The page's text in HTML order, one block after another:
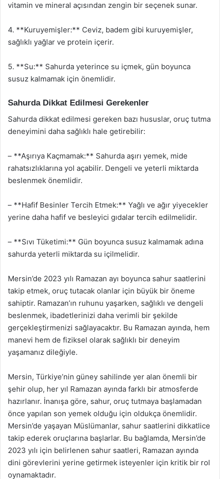
vitamin ve mineral açısından zengin bir seçenek sunar.
4. **Kuruyemişler:** Ceviz, badem gibi kuruyemişler,
sağlıklı yağlar ve protein içerir.
5. **Su:** Sahurda yeterince su içmek, gün boyunca
susuz kalmamak için önemlidir.
Sahurda Dikkat Edilmesi Gerekenler
Sahurda dikkat edilmesi gereken bazı hususlar, oruç tutma
deneyimini daha sağlıklı hale getirebilir:
– **Aşırıya Kaçmamak:** Sahurda aşırı yemek, mide
rahatsızlıklarına yol açabilir. Dengeli ve yeterli miktarda
beslenmek önemlidir.
– **Hafif Besinler Tercih Etmek:** Yağlı ve ağır yiyecekler
yerine daha hafif ve besleyici gıdalar tercih edilmelidir.
– **Sıvı Tüketimi:** Gün boyunca susuz kalmamak adına
sahurda yeterli miktarda su içilmelidir.
Mersin’de 2023 yılı Ramazan ayı boyunca sahur saatlerini
takip etmek, oruç tutacak olanlar için büyük bir öneme
sahiptir. Ramazan’ın ruhunu yaşarken, sağlıklı ve dengeli
beslenmek, ibadetlerinizi daha verimli bir şekilde
gerçekleştirmenizi sağlayacaktır. Bu Ramazan ayında, hem
manevi hem de fiziksel olarak sağlıklı bir deneyim
yaşamanız dileğiyle.
Mersin, Türkiye’nin güney sahilinde yer alan önemli bir
şehir olup, her yıl Ramazan ayında farklı bir atmosferde
hazırlanır. İnanışa göre, sahur, oruç tutmaya başlamadan
önce yapılan son yemek olduğu için oldukça önemlidir.
Mersin’de yaşayan Müslümanlar, sahur saatlerini dikkatlice
takip ederek oruçlarına başlarlar. Bu bağlamda, Mersin’de
2023 yılı için belirlenen sahur saatleri, Ramazan ayında
dini görevlerini yerine getirmek isteyenler için kritik bir rol
oynamaktadır.